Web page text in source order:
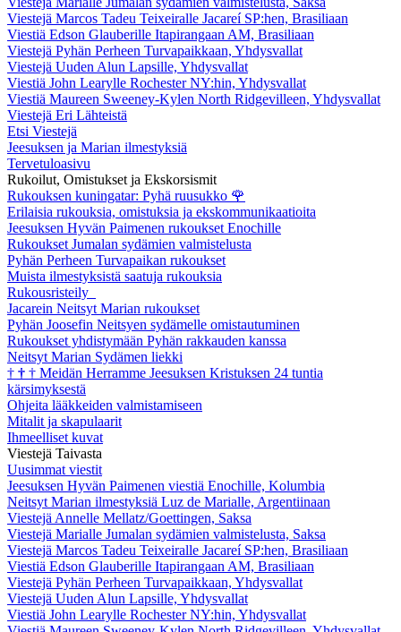
Viestejä Marcos Tadeu Teixeiralle Jacareí SP:hen, Brasiliaan
Viestiä Edson Glauberille Itapirangaan AM, Brasiliaan
Viestejä Pyhän Perheen Turvapaikkaan, Yhdysvallat
Viestejä Uuden Alun Lapsille, Yhdysvallat
Viestiä John Learylle Rochester NY:hin, Yhdysvallat
Viestiä Maureen Sweeney-Kylen North Ridgevilleen, Yhdysvallat
Viestejä Eri Lähteistä
Etsi Viestejä
Jeesuksen ja Marian ilmestyksiä
Tervetuloasivu
Rukoilut, Omistukset ja Ekskorsismit
Rukouksen kuningatar: Pyhä ruusukko 🌹
Erilaisia rukouksia, omistuksia ja ekskommunikaatioita
Jeesuksen Hyvän Paimenen rukoukset Enochille
Rukoukset Jumalan sydämien valmistelusta
Pyhän Perheen Turvapaikan rukoukset
Muista ilmestyksistä saatuja rukouksia
Rukousristeily
Jacarein Neitsyt Marian rukoukset
Pyhän Joosefin Neitsyen sydämelle omistautuminen
Rukoukset yhdistymään Pyhän rakkauden kanssa
Neitsyt Marian Sydämen liekki
† † † Meidän Herramme Jeesuksen Kristuksen 24 tuntia
kärsimyksestä
Ohjeita lääkkeiden valmistamiseen
Mitalit ja skapulaarit
Ihmeelliset kuvat
Viestejä Taivasta
Uusimmat viestit
Jeesuksen Hyvän Paimenen viestiä Enochille, Kolumbia
Neitsyt Marian ilmestyksiä Luz de Marialle, Argentiinaan
Viestejä Annelle Mellatz/Goettingen, Saksa
Viestejä Marialle Jumalan sydämien valmistelusta, Saksa
Viestejä Marcos Tadeu Teixeiralle Jacareí SP:hen, Brasiliaan
Viestiä Edson Glauberille Itapirangaan AM, Brasiliaan
Viestejä Pyhän Perheen Turvapaikkaan, Yhdysvallat
Viestejä Uuden Alun Lapsille, Yhdysvallat
Viestiä John Learylle Rochester NY:hin, Yhdysvallat